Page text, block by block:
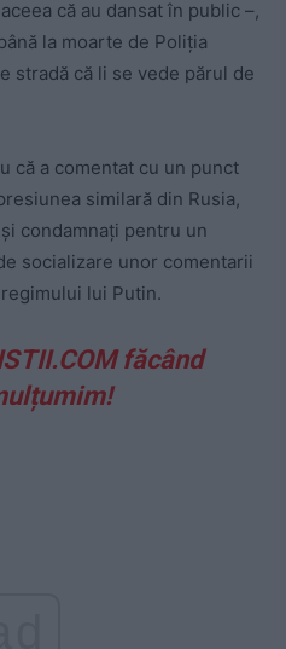
că au dansat în public –,
la moarte de Poliția
stradă că li se vede părul de
că a comentat cu un punct
similară din Rusia,
condamnați pentru un
socializare unor comentarii
lui Putin.
făcând